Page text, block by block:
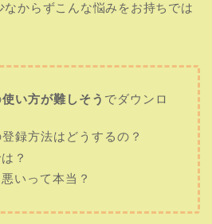
なからずこんな悩みをお持ちでは
使い方が難しそう でダウンロ
録方法はどうするの？
？
いって本当？